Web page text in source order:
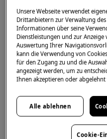
Unsere Webseite verwendet
Drittanbietern zur Verwaltung
Informationen über seine
Dienstleistungen und zur
Auswertung Ihrer
kann die Verwendung von
für den Zugang zu und die
angezeigt werden, um zu
Ihnen akzeptieren oder
Alle ablehnen
Cookie-